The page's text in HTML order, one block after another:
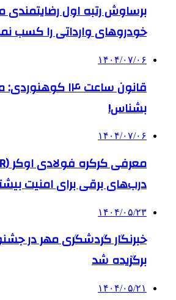
برساوش رتبه اول رضایتمندی
خودروهای وارداتی را کسب
۱۴۰۴/۰۷/۰۶
قانون ساعت ۱۴
بشناس!
۱۴۰۴/۰۷/۰۶
درب‌های برقی برای امنیت
۱۴۰۴/۰۵/۲۳
خبرنگار گردشگری مهر در
برگزیده شد
۱۴۰۴/۰۵/۲۱